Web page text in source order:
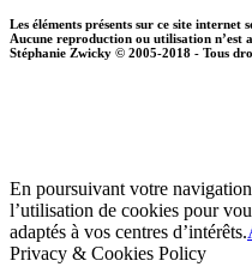
Les éléments présents sur ce site
Aucune reproduction ou utilisation n’est
Stéphanie Zwicky © 2005-2018 - Tous
En poursuivant votre
l’utilisation de cookies pour
adaptés à vos centres d’intérêts.
Privacy & Cookies Policy